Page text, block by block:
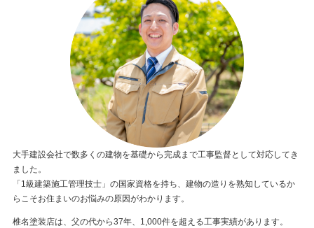
大手建設会社で数多くの建物を基礎から完成まで工事監督として対応してき
ました。
「1級建築施工管理技士」の国家資格を持ち、建物の造りを熟知しているか
らこそお住まいのお悩みの原因がわかります。
椎名塗装店は、父の代から37年、1,000件を超える工事実績があります。